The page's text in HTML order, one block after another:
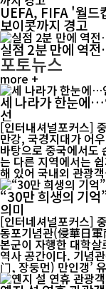
UEFA, FIFA '월드
보이콧까지 경고
실점 2분 만에 역
포토뉴스
more +
세 나라가 한눈에…
선
[인터내셔널포커스]
만강, 국경지대가 어
바탕으로 중국에서도
는 다른 지역에서는
“30만 희생의 기
의미
[인터네셔널포커스]
동포기념관(侵華日
본군이 자행한 대학
역사 공간이다. 기념
门, 장둥먼) 만인갱’